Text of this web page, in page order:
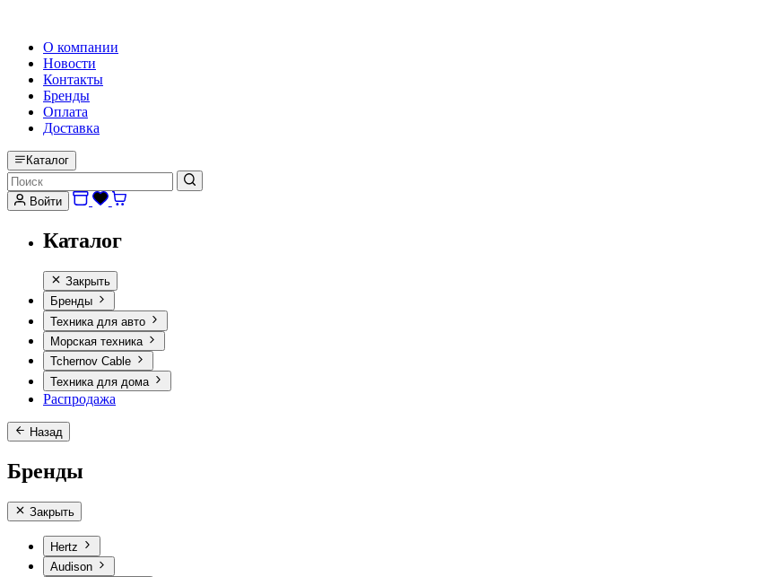
О компании
Новости
Контакты
Бренды
Оплата
Доставка
Каталог
Войти
Каталог
Закрыть
Бренды
Техника для авто
Морская техника
Tchernov Cable
Техника для дома
Распродажа
Назад
Бренды
Закрыть
Hertz
Audison